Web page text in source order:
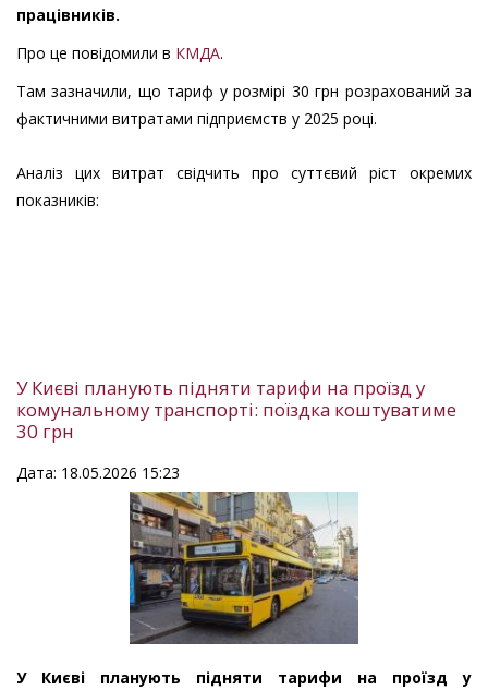
працівників.
Про це повідомили в КМДА.
Там зазначили, що тариф у розмірі 30 грн розрахований за
фактичними витратами підприємств у 2025 році.
Аналіз цих витрат свідчить про суттєвий ріст окремих
показників:
У Києві планують підняти тарифи на проїзд у
комунальному транспорті: поїздка коштуватиме
30 грн
Дата: 18.05.2026 15:23
У Києві планують підняти тарифи на проїзд у